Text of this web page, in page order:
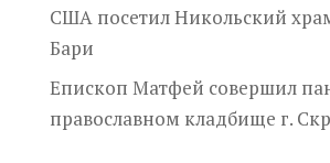
США посетил Никольский
Бари
Епископ Матфей совершил
православном кладбище г.